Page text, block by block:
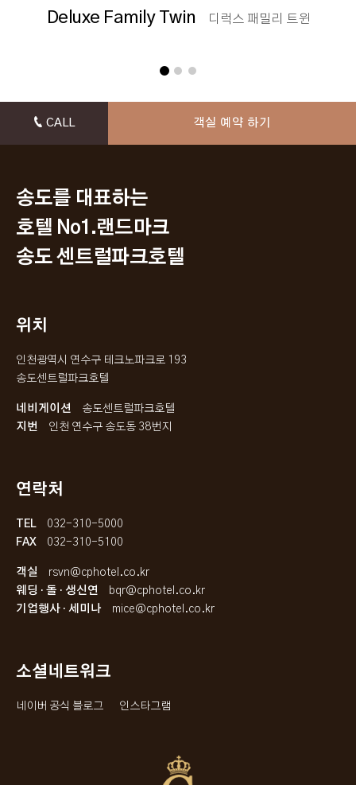
Deluxe Family Twin 디럭스 패밀리 트윈
CALL 객실 예약 하기
송도를 대표하는
호텔 No1.랜드마크
송도 센트럴파크호텔
위치
인천광역시 연수구 테크노파크로 193
송도센트럴파크호텔
네비게이션
송도센트럴파크호텔
지번
인천 연수구 송도동 38번지
연락처
TEL
032-310-5000
FAX
032-310-5100
객실
rsvn@cphotel.co.kr
웨딩 · 돌 · 생신연
bqr@cphotel.co.kr
기업행사 · 세미나
mice@cphotel.co.kr
소셜네트워크
네이버 공식 블로그 인스타그램